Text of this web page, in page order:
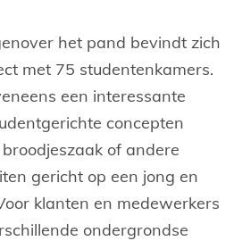
het pand bevindt zich
met 75 studentenkamers.
een interessante
concepten
of andere
gericht op een jong en
klanten en medewerkers
ondergrondse